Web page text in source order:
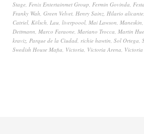
Stage, Fenix Entertainmet Group, Fermin Govinda,
Franky Wah, Green Velvet, Henry Sainz, Hilario alicante,
Catriel, Kölsch, Lau, liverpoool, Mai Lawson, Maneskin,
Dettmann, Marco Faraone, Mariano Trocca, Martin
kraviz, Parque de la Ciudad, richie hawtin, Sol Ortega,
Swedish House Mafia, Victoria, Victoria Arena,